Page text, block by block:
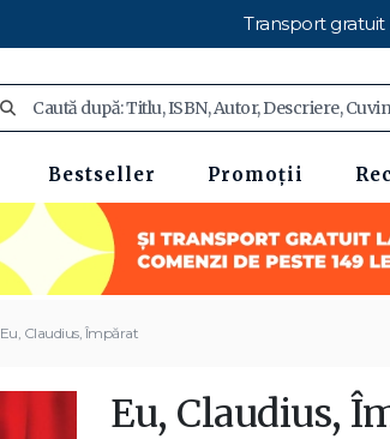
Transport gratuit
Bestseller Promoții
Eu, Claudius, Împărat
Eu, Claudius,